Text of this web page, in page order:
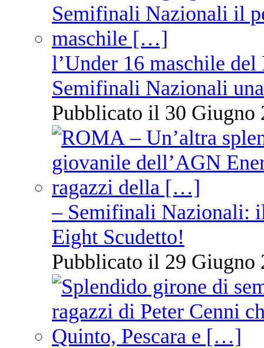
l’Under 16 maschile
Semifinali Nazionali
Pubblicato il 30 Giugno
– Semifinali Nazionali:
Eight Scudetto!
Pubblicato il 29 Giugno